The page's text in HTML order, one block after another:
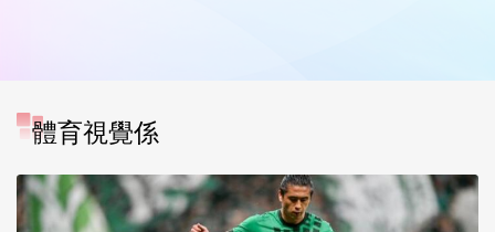
體育視覺係